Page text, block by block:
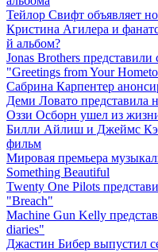
Тейлор Свифт объявляет
Кристина Агилера и
й альбом?
Jonas Brothers
"Greetings from Your
Сабрина Карпентер
Деми Ловато представила
Оззи Осборн ушел из
Билли Айлиш и Джеймс
фильм
Мировая премьера
Something Beautiful
Twenty One Pilots
"Breach"
Machine Gun Kelly
diaries"
Джастин Бибер выпустил